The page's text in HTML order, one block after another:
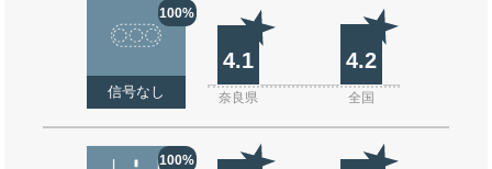
100%
信号なし
4.1 4.2
奈良県 全国
100%